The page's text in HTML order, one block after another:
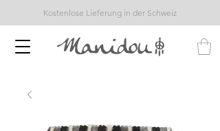
Kostenlose Lieferung in der Schweiz